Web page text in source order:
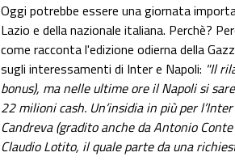
Oggi potrebbe essere una giornata
Lazio e della nazionale italiana. Perchè?
come racconta l'edizione odierna della
sugli interessamenti di Inter e Napoli: "Il
bonus), ma nelle ultime ore il Napoli si
22 milioni cash. Un’insidia in più per
Candreva (gradito anche da Antonio
Claudio Lotito, il quale parte da una